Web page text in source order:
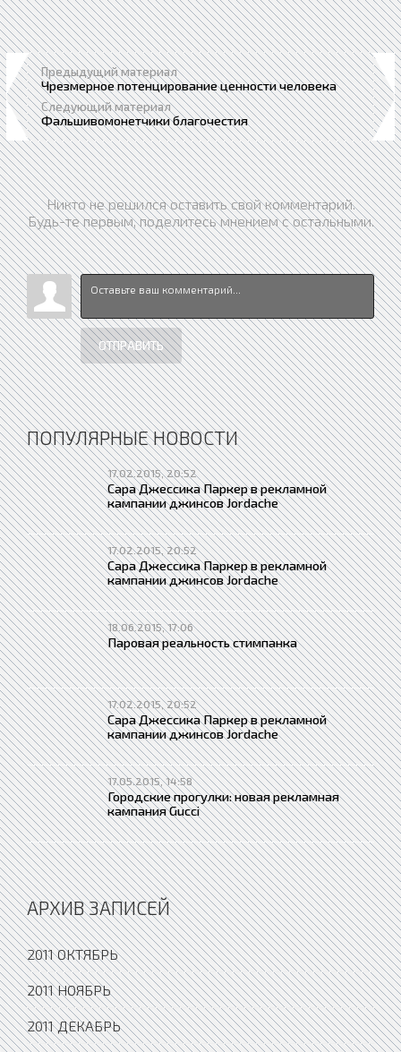
Предыдущий материал
Чрезмерное потенцирование ценности человека
Следующий материал
Фальшивомонетчики благочестия
Никто не решился оставить свой комментарий.
Будь-те первым, поделитесь мнением с остальными.
ОТПРАВИТЬ
ПОПУЛЯРНЫЕ НОВОСТИ
17.02.2015, 20:52
Сара Джессика Паркер в рекламной
кампании джинсов Jordache
17.02.2015, 20:52
Сара Джессика Паркер в рекламной
кампании джинсов Jordache
18.06.2015, 17:06
Паровая реальность стимпанка
17.02.2015, 20:52
Сара Джессика Паркер в рекламной
кампании джинсов Jordache
17.05.2015, 14:58
Городские прогулки: новая рекламная
кампания Gucci
АРХИВ ЗАПИСЕЙ
2011 ОКТЯБРЬ
2011 НОЯБРЬ
2011 ДЕКАБРЬ